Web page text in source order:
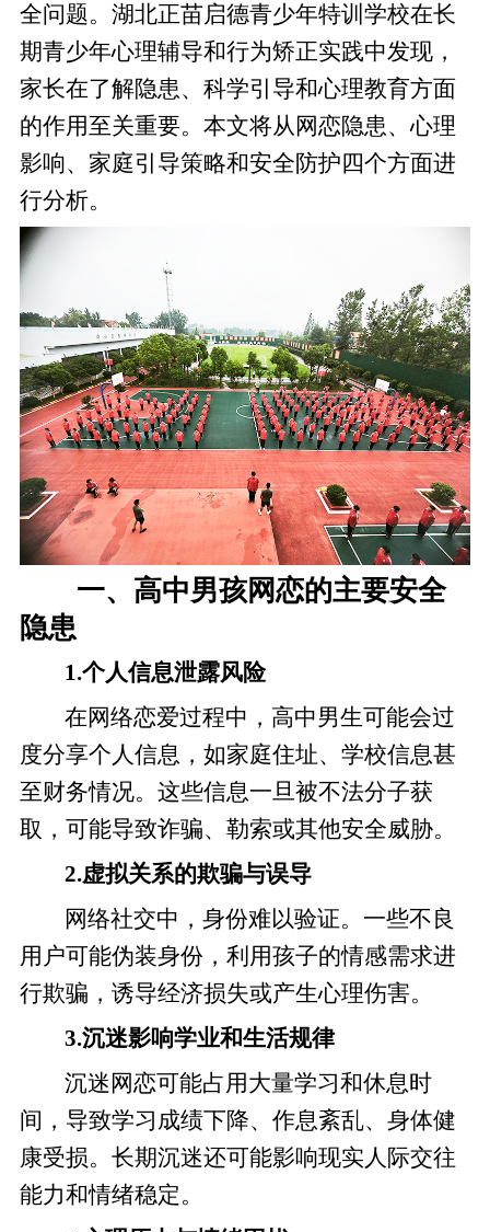
全问题。湖北正苗启德青少年特训学校在长
期青少年心理辅导和行为矫正实践中发现，
家长在了解隐患、科学引导和心理教育方面
的作用至关重要。本文将从网恋隐患、心理
影响、家庭引导策略和安全防护四个方面进
行分析。
一、高中男孩网恋的主要安全
隐患
1.个人信息泄露风险
在网络恋爱过程中，高中男生可能会过
度分享个人信息，如家庭住址、学校信息甚
至财务情况。这些信息一旦被不法分子获
取，可能导致诈骗、勒索或其他安全威胁。
2.虚拟关系的欺骗与误导
网络社交中，身份难以验证。一些不良
用户可能伪装身份，利用孩子的情感需求进
行欺骗，诱导经济损失或产生心理伤害。
3.沉迷影响学业和生活规律
沉迷网恋可能占用大量学习和休息时
间，导致学习成绩下降、作息紊乱、身体健
康受损。长期沉迷还可能影响现实人际交往
能力和情绪稳定。